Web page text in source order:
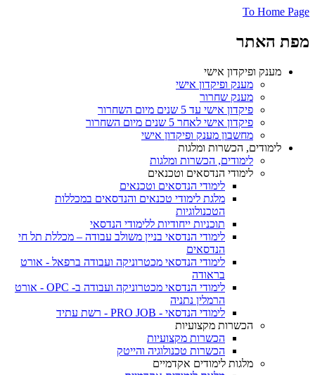
To Home Page
מפת האתר
מענק ופיקדון אישי
מענק ופיקדון אישי
מענק שחרור
פיקדון אישי עד 5 שנים מיום השחרור
פיקדון אישי לאחר 5 שנים מיום השחרור
מחשבון מענק ופיקדון אישי
לימודים, הכשרות ומלגות
לימודים, הכשרות ומלגות
לימודי הנדסאים וטכנאים
לימודי הנדסאים וטכנאים
מלגת לימודי טכנאים והנדסאים במכללות
הטכנולוגיות
תוכניות ייחודיות ללימודי הנדסאי
לימודי הנדסאי בניין משולב עבודה – מכללת תל חי
הנדסאים
לימודי הנדסאי מכטרוניקה ועבודה ברפאל - אורט
בראודה
לימודי הנדסאי מכטרוניקה ועבודה ב- OPC - אורט
הרמלין נתניה
לימודי הנדסאי - PRO JOB - רשת עתיד
הכשרות מקצועיות
הכשרות מקצועיות
הכשרות טכנולוגיה והייטק
מלגות לימודים אקדמיים